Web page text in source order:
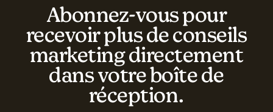
Abonnez‑vous pour
recevoir plus de conseils
marketing directement
dans votre boîte de
réception.